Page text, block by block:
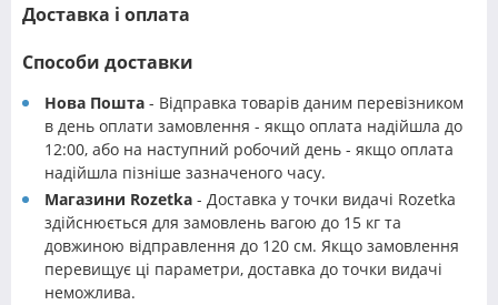
Доставка і оплата
Способи доставки
Нова Пошта - Відправка товарів даним перевізником
в день оплати замовлення - якщо оплата надійшла до
12:00, або на наступний робочий день - якщо оплата
надійшла пізніше зазначеного часу.
Магазини Rozetka - Доставка у точки видачі Rozetka
здійснюється для замовлень вагою до 15 кг та
довжиною відправлення до 120 см. Якщо замовлення
перевищує ці параметри, доставка до точки видачі
неможлива.